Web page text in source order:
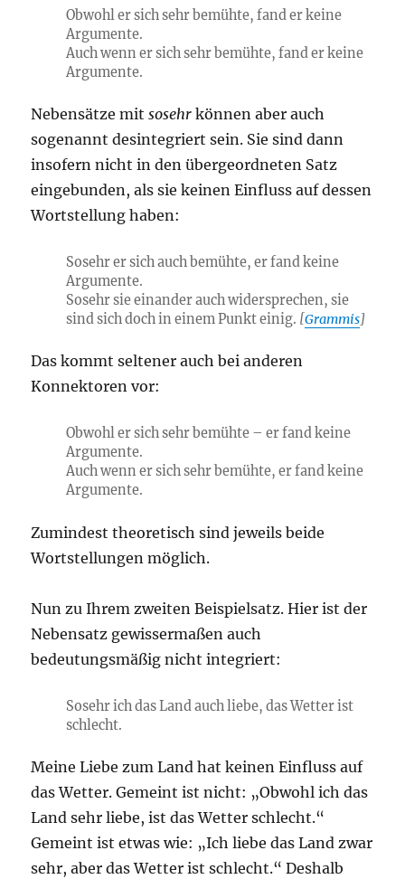
Obwohl er sich sehr bemühte, fand er keine
Argumente.
Auch wenn er sich sehr bemühte, fand er keine
Argumente.
Nebensätze mitsosehr können aber auch
sogenannt desintegriert sein. Sie sind dann
insofern nicht in den übergeordneten Satz
eingebunden, als sie keinen Einfluss auf dessen
Wortstellung haben:
Sosehr er sich auch bemühte, er fand keine
Argumente.
Sosehr sie einander auch widersprechen, sie
sind sich doch in einem Punkt einig. [Grammis]
Das kommt seltener auch bei anderen
Konnektoren vor:
Obwohl er sich sehr bemühte – er fand keine
Argumente.
Auch wenn er sich sehr bemühte, er fand keine
Argumente.
Zumindest theoretisch sind jeweils beide
Wortstellungen möglich.
Nun zu Ihrem zweiten Beispielsatz. Hier ist der
Nebensatz gewissermaßen auch
bedeutungsmäßig nicht integriert:
Sosehr ich das Land auch liebe, das Wetter ist
schlecht.
Meine Liebe zum Land hat keinen Einfluss auf
das Wetter. Gemeint ist nicht: „Obwohl ich das
Land sehr liebe, ist das Wetter schlecht.“
Gemeint ist etwas wie: „Ich liebe das Land zwar
sehr, aber das Wetter ist schlecht.“ Deshalb